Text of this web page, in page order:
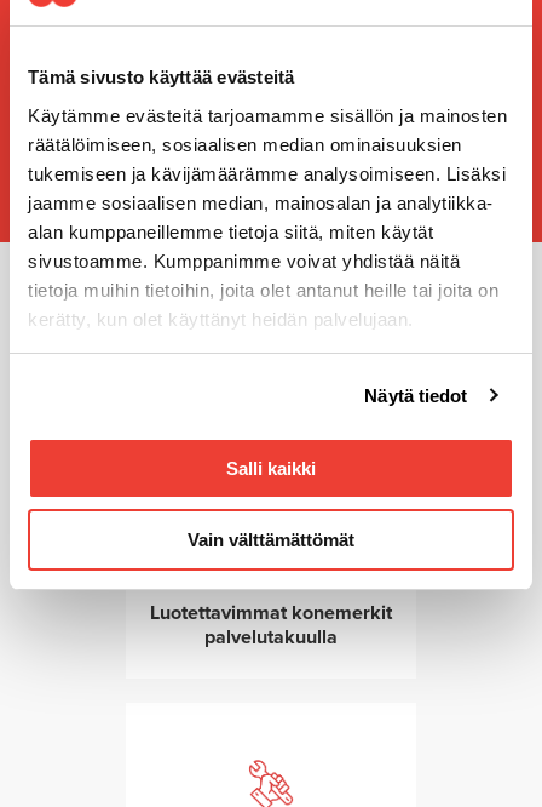
Tämä sivusto käyttää evästeitä
Käytämme evästeitä tarjoamamme sisällön ja mainosten
räätälöimiseen, sosiaalisen median ominaisuuksien
tukemiseen ja kävijämäärämme analysoimiseen. Lisäksi
jaamme sosiaalisen median, mainosalan ja analytiikka-
alan kumppaneillemme tietoja siitä, miten käytät
sivustoamme. Kumppanimme voivat yhdistää näitä
tietoja muihin tietoihin, joita olet antanut heille tai joita on
kerätty, kun olet käyttänyt heidän palvelujaan.
linkistä.
Näytä tiedot
Salli kaikki
Vain välttämättömät
HAKU
Miksi valita Rotator?
Luotettavimmat konemerkit
palvelutakuulla